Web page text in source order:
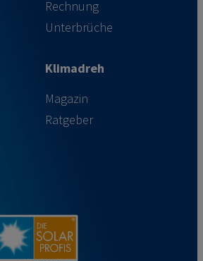
Rechnung
Unterbrüche
Klimadreh
Magazin
Ratgeber